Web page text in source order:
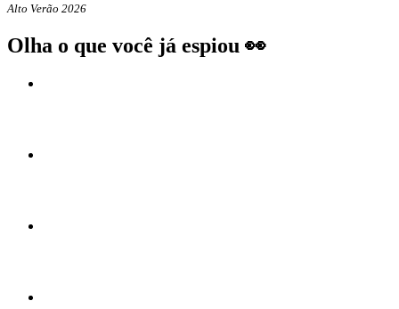
Alto Verão 2026
Olha o que você já espiou 👀